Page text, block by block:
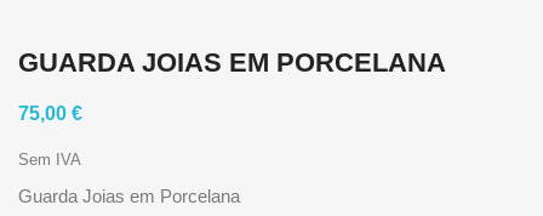
GUARDA JOIAS EM PORCELANA
75,00 €
Sem IVA
Guarda Joias em Porcelana